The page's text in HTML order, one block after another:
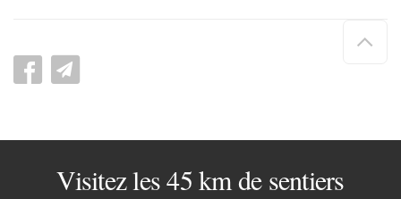
de
Visitez les 45 km de sentiers